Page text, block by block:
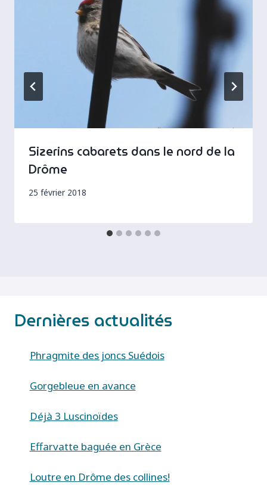
Sizerins cabarets dans le nord de la
Drôme
25 février 2018
Dernières actualités
Phragmite des joncs Suédois
Gorgebleue en avance
Déjà 3 Luscinoïdes
Effarvatte baguée en Grèce
Loutre en Drôme des collines!